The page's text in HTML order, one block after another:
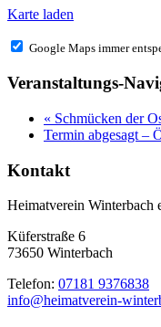
Karte laden
Google Maps immer
Veranstaltungs-
« Schmücken der
Termin abgesagt –
Kontakt
Heimatverein Winterbach
Küferstraße 6
73650 Winterbach
Telefon: 07181 9376838
info@heimatverein-